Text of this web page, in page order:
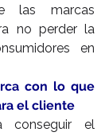
las marcas
no perder la
con lo que
el cliente
conseguir el